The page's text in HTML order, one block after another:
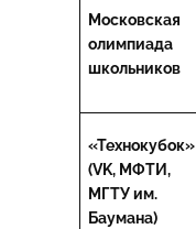
Московская
олимпиада
школьников
«Технокубок»
(VK, МФТИ,
МГТУ им.
Баумана)